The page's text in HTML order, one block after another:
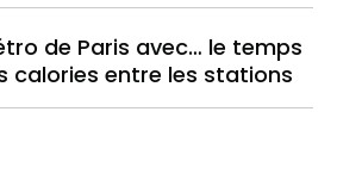
de Paris avec… le temps
calories entre les stations